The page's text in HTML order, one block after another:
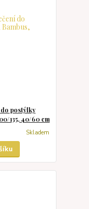
do postýlky
135, 40/60 cm
Skladem